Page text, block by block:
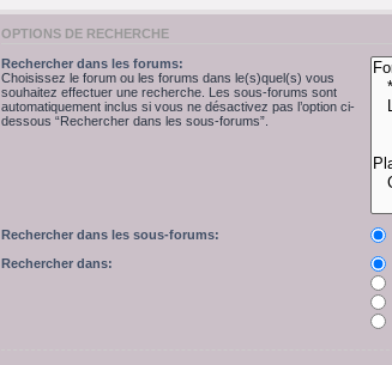
OPTIONS DE RECHERCHE
Rechercher dans les forums:
Choisissez le forum ou les forums dans le(s)quel(s) vous
souhaitez effectuer une recherche. Les sous-forums sont
automatiquement inclus si vous ne désactivez pas l’option ci-
dessous “Rechercher dans les sous-forums”.
Rechercher dans les sous-forums:
Rechercher dans: